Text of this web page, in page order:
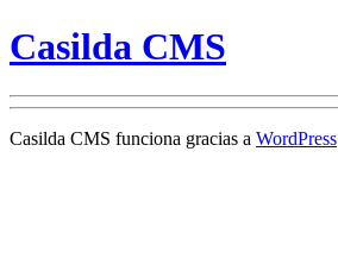
Casilda CMS
Casilda CMS funciona gracias a WordPress